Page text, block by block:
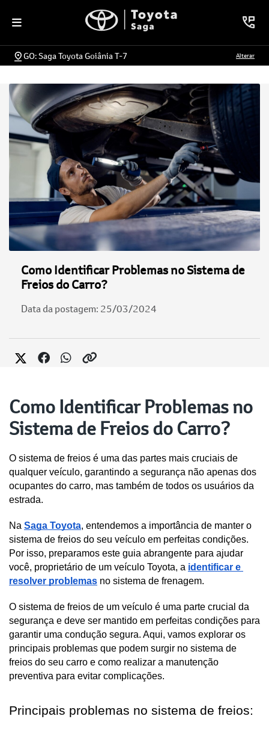
GO: Saga Toyota Goiânia T-7 Alterar
Como Identificar Problemas no Sistema de
Freios do Carro?
Data da postagem: 25/03/2024
Como Identificar Problemas no
Sistema de Freios do Carro?
O sistema de freios é uma das partes mais cruciais de
qualquer veículo, garantindo a segurança não apenas dos
ocupantes do carro, mas também de todos os usuários da
estrada.
Na Saga Toyota, entendemos a importância de manter o
sistema de freios do seu veículo em perfeitas condições.
Por isso, preparamos este guia abrangente para ajudar
você, proprietário de um veículo Toyota, a identificar e
resolver problemas no sistema de frenagem.
O sistema de freios de um veículo é uma parte crucial da
segurança e deve ser mantido em perfeitas condições para
garantir uma condução segura. Aqui, vamos explorar os
principais problemas que podem surgir no sistema de
freios do seu carro e como realizar a manutenção
preventiva para evitar complicações.
Principais problemas no sistema de freios: